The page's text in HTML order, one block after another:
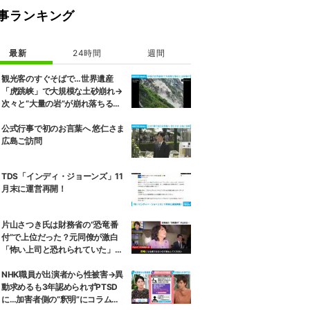
ランキング
最新 24時間 週間
観光客のすぐそばで…世界遺産
「虎跳峡」で大規模な土砂崩れ→
次々と“大量の岩”が崩れ落ちる瞬
公式行事で初のお言葉へ 悠仁さま
広島ご訪問
TDS「インディ・ジョーンズ」11
月末に運営再開！
片山さつき氏は財務省の“恐竜番
付”で上位だった？元同僚が激白
「怖い上司と恐れられていた」
NHK職員が出演者から性被害→異
動求めるも3年認められずPTSD
に…加害者側の“釈明”にコラムニ